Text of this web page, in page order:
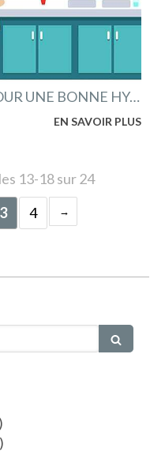
CONSEILS PRATIQUES POUR UNE BONNE HYGIÈNE BUCCO-DENTAIRE AVEC UN APPAREIL
EN SAVOIR PLUS
13-18 sur 24
3 4